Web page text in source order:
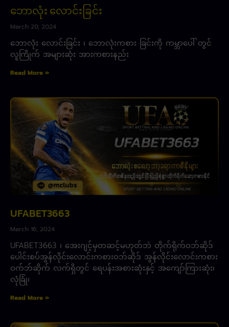
ဘောလုံး လောင်းခြင်း
March 20, 2024
ဘောလုံး လောင်းခြင်း ၊ ဘောလုံးကစား ခြင်းကို ကမ္ဘာပေါ် တွင်
လူကြိုက် အများဆုံး အားကစားနည်း
Read More »
UFABET3663
March 16, 2024
UFABET3663 ၊ အေးဂျင့်မှတဆင့်မဟုတ်ဘဲ တိုက်ရိုက်ဝဘ်ဆိုဒ်
ပေါင်းစပ်အွန်လိုင်းလောင်းကစားဝဘ်ဆိုဒ် အွန်လိုင်းလောင်းကစား
ဝက်ဘ်ဆိုက် လက်ရှိတွင် ရေပန်းအစားဆုံးနှင့် အကျော်ကြားဆုံး၊
လုံခြုံ၊
Read More »